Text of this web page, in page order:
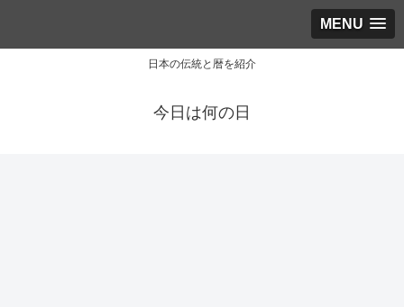
MENU
日本の伝統と暦を紹介
今日は何の日